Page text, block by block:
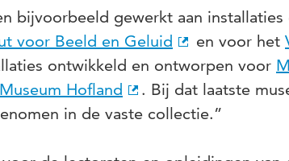
bijvoorbeeld gewerkt aan installaties
voor Beeld en Geluid en voor het
ontwikkeld en ontworpen voor
Hofland
. Bij dat laatste
in de vaste collectie.”